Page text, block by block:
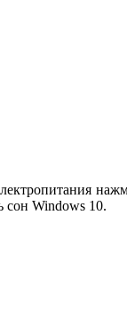
сон Windows 10.